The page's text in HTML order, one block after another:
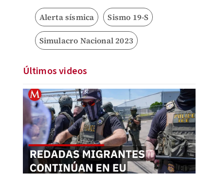
Alerta sísmica Sismo 19-S
Simulacro Nacional 2023
Últimos videos